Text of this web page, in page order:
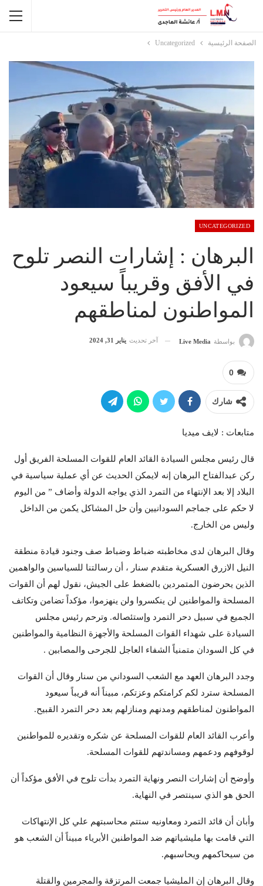
الصفحة الرئيسية Uncategorized
UNCATEGORIZED
البرهان : إشارات النصر تلوح
في الأفق وقريباً سيعود
المواطنون لمناطقهم
بواسطة Live Media آخر تحديث يناير 31, 2024
0
شارك
متابعات : لايف ميديا
قال رئيس مجلس السيادة القائد العام للقوات المسلحة الفريق أول
ركن عبدالفتاح البرهان إنه لايمكن الحديث عن أي عملية سياسية في
البلاد إلا بعد الإنتهاء من التمرد الذي يواجه الدولة وأضاف ” من اليوم
لا حكم على جماجم السودانيين وأن حل المشاكل يكمن من الداخل
وليس من الخارج.
وقال البرهان لدى مخاطبته ضباط وضباط صف وجنود قيادة منطقة
النيل الازرق العسكرية متقدم سنار ، أن رسالتنا للسياسين والواهمين
الذين يحرضون المتمردين بالضغط على الجيش، نقول لهم أن القوات
المسلحة والمواطنين لن ينكسروا ولن ينهزموا، مؤكداً تضامن وتكاتف
الجميع في سبيل دحر التمرد وإستئصاله. وترحم رئيس مجلس
السيادة على شهداء القوات المسلحة والأجهزة النظامية والمواطنين
في كل السودان متمنياً الشفاء العاجل للجرحى والمصابين .
وجدد البرهان العهد مع الشعب السوداني من سنار وقال أن القوات
المسلحة سترد لكم كرامتكم وعزتكم، مبيناً أنه قريباً سيعود
المواطنون لمناطقهم ومدنهم ومنازلهم بعد دحر التمرد القبيح.
وأعرب القائد العام للقوات المسلحة عن شكره وتقديره للمواطنين
لوقوفهم ودعمهم ومساندتهم للقوات المسلحة.
وأوضح أن إشارات النصر ونهاية التمرد بدأت تلوح في الأفق مؤكداً أن
الحق هو الذي سينتصر في النهاية.
وأبان أن قائد التمرد ومعاونيه ستتم محاسبتهم علي كل الإنتهاكات
التي قامت بها مليشياتهم ضد المواطنين الأبرياء مبيناً أن الشعب هو
من سيحاكمهم ويحاسبهم.
وقال البرهان إن المليشيا جمعت المرتزقة والمجرمين والقتلة